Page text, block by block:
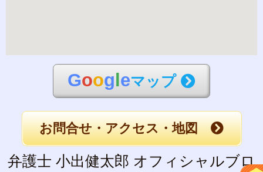
Goog eマップ
お問合せ・アクセス・地図
弁護士 小出健太郎 オフィシャルブロ